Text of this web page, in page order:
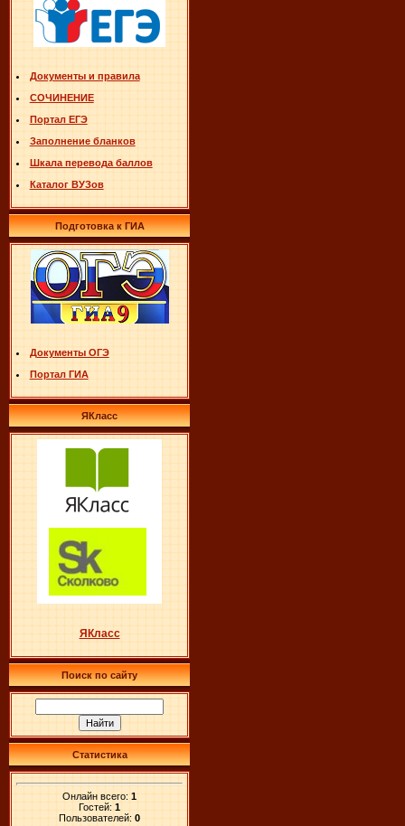
Документы и правила
СОЧИНЕНИЕ
Портал ЕГЭ
Заполнение бланков
Шкала перевода баллов
Каталог ВУЗов
Подготовка к ГИА
Документы ОГЭ
Портал ГИА
ЯКласс
ЯКласс
Поиск по сайту
Статистика
Онлайн всего: 1
Гостей: 1
Пользователей: 0